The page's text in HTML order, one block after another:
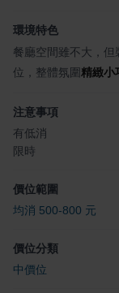
環境特色
餐廳空間雖不大，
位，整體氛圍精緻小
注意事項
有低消
限時
價位範圍
均消 500-800 元
價位分類
中價位